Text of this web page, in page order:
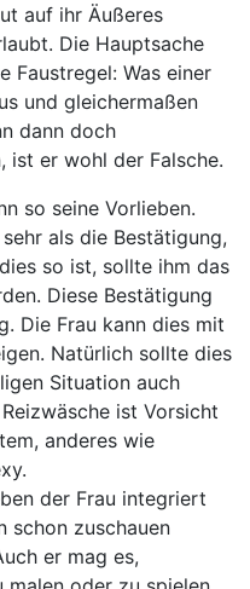
auf ihr Äußeres
Die Hauptsache
Faustregel: Was einer
und gleichermaßen
dann doch
er wohl der Falsche.
so seine Vorlieben.
als die Bestätigung,
so ist, sollte ihm das
Diese Bestätigung
Die Frau kann dies mit
Natürlich sollte dies
Situation auch
ist Vorsicht
anderes wie
der Frau integriert
schon zuschauen
er mag es,